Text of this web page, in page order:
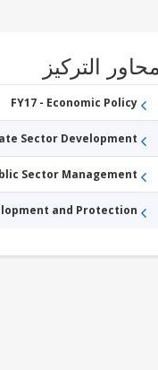
محاور التركيز
FY17 - Economic Policy
Sector Development
Sector Management
and Protection